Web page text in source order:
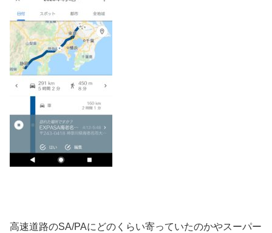
高速道路のSA/PAにどのくらい寄っていたのかやスーパー